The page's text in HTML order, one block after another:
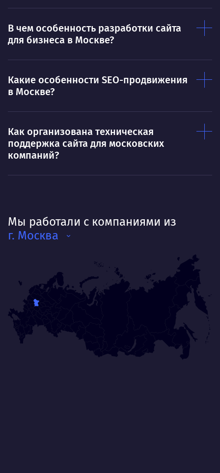
В чем особенность разработки сайта
для бизнеса в Москве?
Какие особенности SEO-продвижения
в Москве?
Как организована техническая
поддержка сайта для московских
компаний?
Мы работали с компаниями из
г. Москва